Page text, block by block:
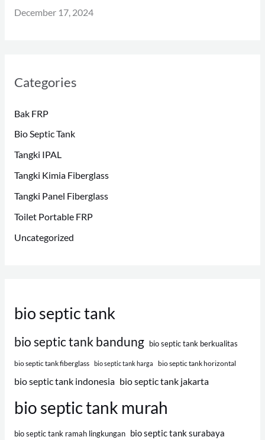
December 17, 2024
Categories
Bak FRP
Bio Septic Tank
Tangki IPAL
Tangki Kimia Fiberglass
Tangki Panel Fiberglass
Toilet Portable FRP
Uncategorized
bio septic tank
bio septic tank bandung bio septic tank berkualitas
bio septic tank fiberglass bio septic tank harga bio septic tank horizontal
bio septic tank indonesia bio septic tank jakarta
bio septic tank murah
bio septic tank ramah lingkungan bio septic tank surabaya